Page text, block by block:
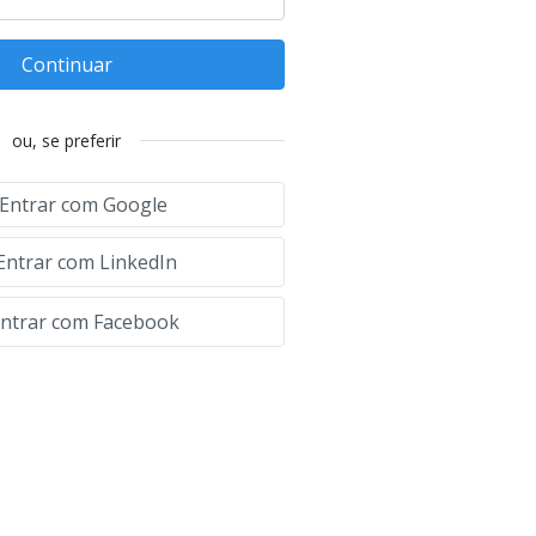
Continuar
ou, se preferir
com Google
com LinkedIn
com Facebook